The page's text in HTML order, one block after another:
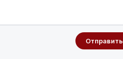
Отправить